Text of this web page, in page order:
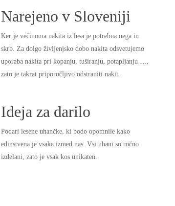
Narejeno v Sloveniji
Ker je večinoma nakita iz lesa je potrebna nega in
skrb. Za dolgo življenjsko dobo nakita odsvetujemo
uporaba nakita pri kopanju, tuširanju, potapljanju …,
zato je takrat priporočljivo odstraniti nakit.
Ideja za darilo
Podari lesene uhančke, ki bodo opomnile kako
edinstvena je vsaka izmed nas. Vsi uhani so ročno
izdelani, zato je vsak kos unikaten.